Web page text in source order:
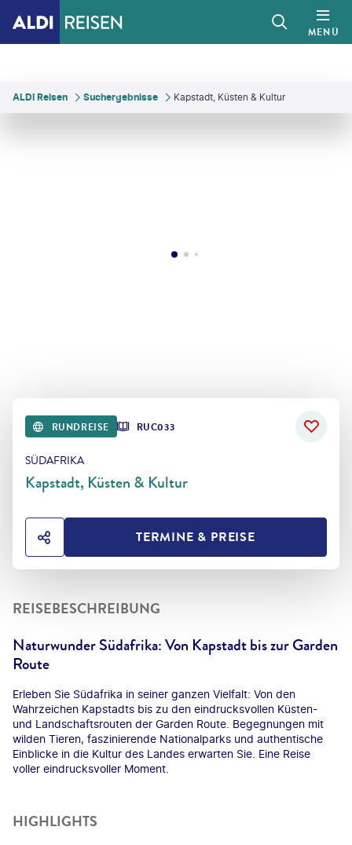
MENÜ
ALDI Reisen Suchergebnisse Kapstadt, Küsten & Kultur
RUNDREISE RUC033
SÜDAFRIKA
Kapstadt, Küsten & Kultur
HOTEL TEILENTERMINE & PREISE
REISEBESCHREIBUNG
Naturwunder Südafrika: Von Kapstadt bis zur Garden
Route
Erleben Sie Südafrika in seiner ganzen Vielfalt: Von den
Wahrzeichen Kapstadts bis zu den eindrucksvollen Küsten-
und Landschaftsrouten der Garden Route. Begegnungen mit
wilden Tieren, faszinierende Nationalparks und authentische
Einblicke in die Kultur des Landes erwarten Sie. Eine Reise
voller eindrucksvoller Moment.
HIGHLIGHTS